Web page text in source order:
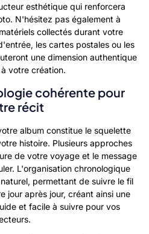
esthétique qui renforcera
N'hésitez pas également à
collectés durant votre
les cartes postales ou les
une dimension authentique
votre création.
cohérente pour
récit
album constitue le squelette
histoire. Plusieurs approches
de votre voyage et le message
L'organisation chronologique
permettant de suivre le fil
jour après jour, créant ainsi une
et facile à suivre pour vos